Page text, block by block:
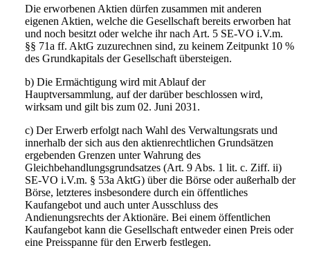
Die erworbenen Aktien dürfen zusammen mit anderen
eigenen Aktien, welche die Gesellschaft bereits erworben hat
und noch besitzt oder welche ihr nach Art. 5 SE-VO i.V.m.
§§ 71a ff. AktG zuzurechnen sind, zu keinem Zeitpunkt 10 %
des Grundkapitals der Gesellschaft übersteigen.
b) Die Ermächtigung wird mit Ablauf der
Hauptversammlung, auf der darüber beschlossen wird,
wirksam und gilt bis zum 02. Juni 2031.
c) Der Erwerb erfolgt nach Wahl des Verwaltungsrats und
innerhalb der sich aus den aktienrechtlichen Grundsätzen
ergebenden Grenzen unter Wahrung des
Gleichbehandlungsgrundsatzes (Art. 9 Abs. 1 lit. c. Ziff. ii)
SE-VO i.V.m. § 53a AktG) über die Börse oder außerhalb der
Börse, letzteres insbesondere durch ein öffentliches
Kaufangebot und auch unter Ausschluss des
Andienungsrechts der Aktionäre. Bei einem öffentlichen
Kaufangebot kann die Gesellschaft entweder einen Preis oder
eine Preisspanne für den Erwerb festlegen.